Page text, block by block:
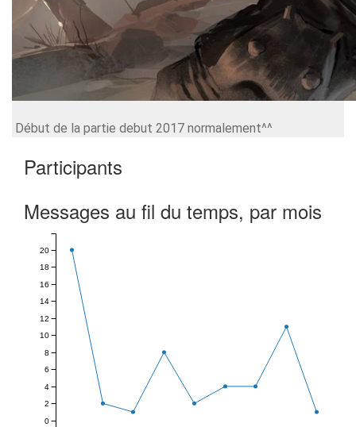
Début de la partie debut 2017 normalement^^
Participants
Messages au fil du temps, par mois
0
2
4
6
8
10
12
14
16
18
20